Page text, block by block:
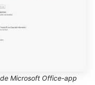
Microsoft Office-app